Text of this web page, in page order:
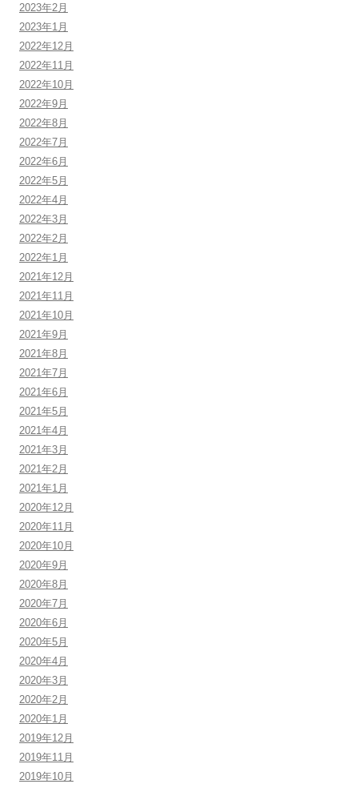
2023年2月
2023年1月
2022年12月
2022年11月
2022年10月
2022年9月
2022年8月
2022年7月
2022年6月
2022年5月
2022年4月
2022年3月
2022年2月
2022年1月
2021年12月
2021年11月
2021年10月
2021年9月
2021年8月
2021年7月
2021年6月
2021年5月
2021年4月
2021年3月
2021年2月
2021年1月
2020年12月
2020年11月
2020年10月
2020年9月
2020年8月
2020年7月
2020年6月
2020年5月
2020年4月
2020年3月
2020年2月
2020年1月
2019年12月
2019年11月
2019年10月